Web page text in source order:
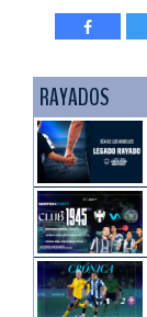
RAYADOS